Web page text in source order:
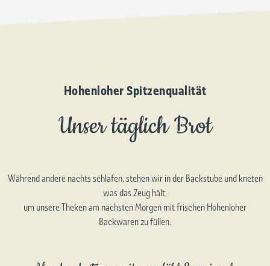
Hohenloher Spitzenqualität
Unser täglich Brot
Während andere nachts schlafen, stehen wir in der Backstube und kneten
was das Zeug hält,
um unsere Theken am nächsten Morgen mit frischen Hohenloher
Backwaren zu füllen.